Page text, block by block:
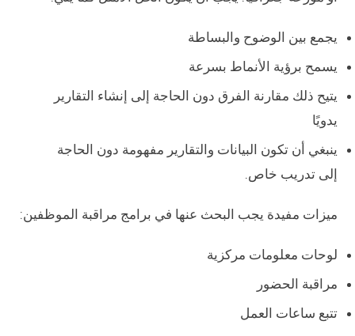
يجمع بين الوضوح والبساطة
يسمح برؤية الأنماط بسرعة
يتيح ذلك مقارنة الفرق دون الحاجة إلى إنشاء التقارير
يدويًا
ينبغي أن تكون البيانات والتقارير مفهومة دون الحاجة
إلى تدريب خاص.
ميزات مفيدة يجب البحث عنها في برامج مراقبة الموظفين:
لوحات معلومات مركزية
مراقبة الحضور
تتبع ساعات العمل